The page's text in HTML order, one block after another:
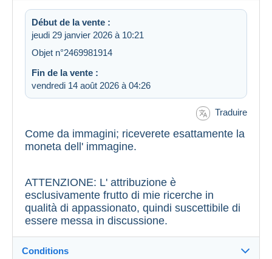
Début de la vente :
jeudi 29 janvier 2026 à 10:21
Objet n°2469981914
Fin de la vente :
vendredi 14 août 2026 à 04:26
Traduire
Come da immagini; riceverete esattamente la
moneta dell' immagine.
ATTENZIONE: L' attribuzione è
esclusivamente frutto di mie ricerche in
qualità di appassionato, quindi suscettibile di
essere messa in discussione.
Conditions